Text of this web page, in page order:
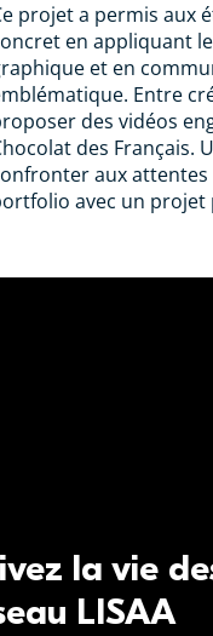
projet a permis aux
en appliquant
et en
Entre
des vidéos
des Français.
aux
avec un projet
la vie
LISAA